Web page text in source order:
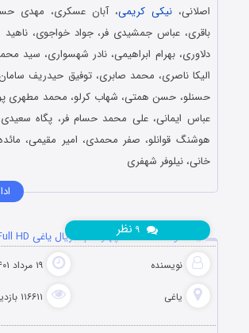
اصلانی،نیکی کریمی، آبان عسکری، مهدی
باقری، عباس جمشیدی فر، جواد خواجوی، ناهید
دلاوری، بهرام ابراهیمی، نادر شهسواری، سید
الیکا ناصری، محمد صابری، توفیق حیدریف
حسنلو، حسن همتی، شهاب کرلو، محمد مطهری
عباس ایمانی، علی محمد حسام فر، پگاه
هوشنگ قوانلو، صفر محمدی، امیر مقیمی، مائده
خانی، نیلوفر شهفری
دانلود قسمت 14 چهاردهم سریال یاغی Full HD
نویسنده ۱۹ مرداد ۱۴۰۱
یاغی ۱۱۶۶۱۱ بازدید
نظر